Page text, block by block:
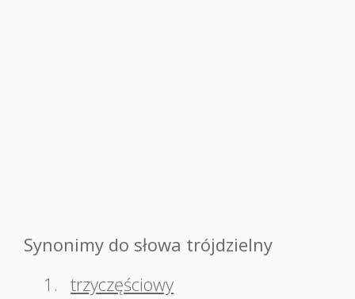
Synonimy do słowa trójdzielny
1. trzyczęściowy